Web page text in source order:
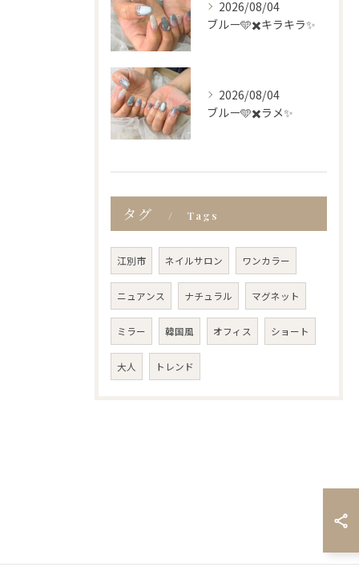
2026/08/04
ブルー🩵✖️キラキラ✨
2026/08/04
ブルー🩵✖️ラメ✨
タグ Tags
江別市 ネイルサロン ワンカラー
ニュアンス ナチュラル マグネット
ミラー 韓国風 オフィス ショート
大人 トレンド